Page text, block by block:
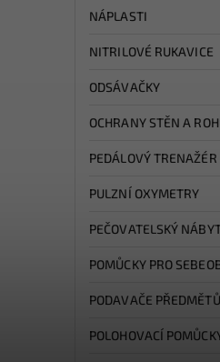
NÁPLASTI
NITRILOVÉ RUKAVICE
ODSÁVAČKY
OCHRANY STĚN A
PEDÁLOVÝ TRENAŽÉR
PULZNÍ OXYMETRY
PEČOVATELSKÝ
POMŮCKY PRO
PODAVAČE PŘEDMĚTŮ
POLOHOVACÍ